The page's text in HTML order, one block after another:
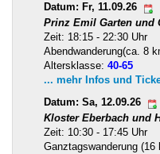
Datum: Fr, 11.09.26
Prinz Emil Garten und
Zeit: 18:15 - 22:30 Uhr
Abendwanderung(ca. 8
Altersklasse: 40-65
... mehr Infos und
Datum: Sa, 12.09.26
Kloster Eberbach und
Zeit: 10:30 - 17:45 Uhr
Ganztagswanderung (16